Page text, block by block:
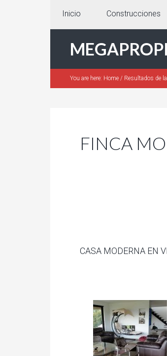
Inicio Construcciones
You are here: Home / Resultados de
FINCA
CASA MODERNA EN